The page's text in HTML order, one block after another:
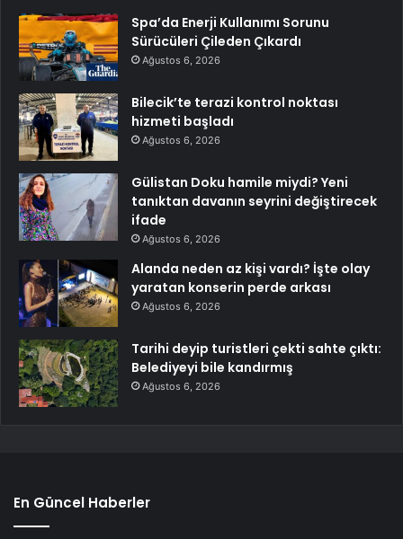
Spa’da Enerji Kullanımı Sorunu
Sürücüleri Çileden Çıkardı
Ağustos 6, 2026
Bilecik’te terazi kontrol noktası
hizmeti başladı
Ağustos 6, 2026
Gülistan Doku hamile miydi? Yeni
tanıktan davanın seyrini değiştirecek
ifade
Ağustos 6, 2026
Alanda neden az kişi vardı? İşte olay
yaratan konserin perde arkası
Ağustos 6, 2026
Tarihi deyip turistleri çekti sahte çıktı:
Belediyeyi bile kandırmış
Ağustos 6, 2026
En Güncel Haberler